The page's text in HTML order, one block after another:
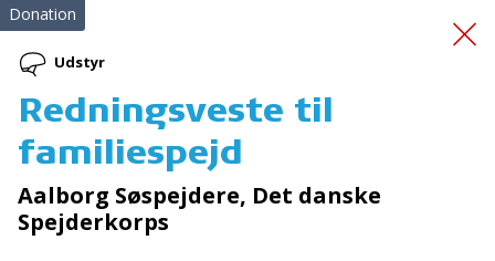
En snak for livet
Donation
Udstyr
Redningsveste til
familiespejd
Aalborg Søspejdere, Det danske
Spejderkorps